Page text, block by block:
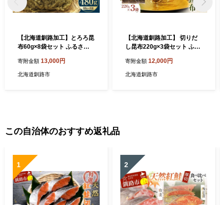
【北海道釧路加工】とろろ昆
布60g×8袋セット ふるさと
寄附金額 13,000円
北海道釧路市
【北海道釧路加工】 切りだ
し昆布220g×3袋セット ふる
寄附金額 12,000円
北海道釧路市
この自治体のおすすめ返礼品
1 2